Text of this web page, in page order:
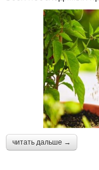
читать дальше →